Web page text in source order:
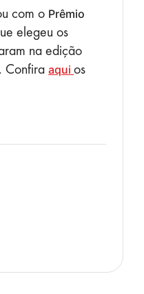
com o Prêmio
elegeu os
na edição
Confira aqui os